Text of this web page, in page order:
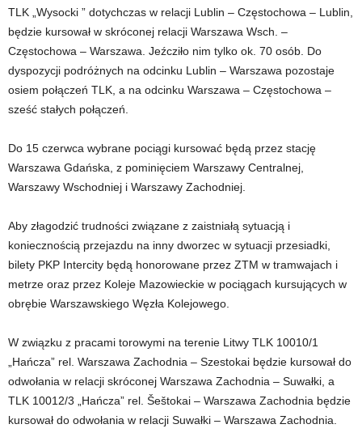
TLK „Wysocki ” dotychczas w relacji Lublin – Częstochowa – Lublin,
będzie kursował w skróconej relacji Warszawa Wsch. –
Częstochowa – Warszawa. Jeźcziło nim tylko ok. 70 osób. Do
dyspozycji podróżnych na odcinku Lublin – Warszawa pozostaje
osiem połączeń TLK, a na odcinku Warszawa – Częstochowa –
sześć stałych połączeń.
Do 15 czerwca wybrane pociągi kursować będą przez stację
Warszawa Gdańska, z pominięciem Warszawy Centralnej,
Warszawy Wschodniej i Warszawy Zachodniej.
Aby złagodzić trudności związane z zaistniałą sytuacją i
koniecznością przejazdu na inny dworzec w sytuacji przesiadki,
bilety PKP Intercity będą honorowane przez ZTM w tramwajach i
metrze oraz przez Koleje Mazowieckie w pociągach kursujących w
obrębie Warszawskiego Węzła Kolejowego.
W związku z pracami torowymi na terenie Litwy TLK 10010/1
„Hańcza” rel. Warszawa Zachodnia – Szestokai będzie kursował do
odwołania w relacji skróconej Warszawa Zachodnia – Suwałki, a
TLK 10012/3 „Hańcza” rel. Šeštokai – Warszawa Zachodnia będzie
kursował do odwołania w relacji Suwałki – Warszawa Zachodnia.